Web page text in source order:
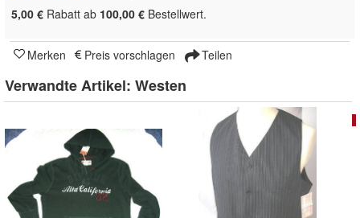
5,00 € Rabatt ab 100,00 € Bestellwert.
Merken Preis vorschlagen Teilen
Verwandte Artikel: Westen